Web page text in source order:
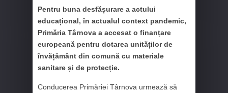
Pentru buna desfășurare a actului
educațional, în actualul context pandemic,
Primăria Târnova a accesat o finanțare
europeană pentru dotarea unităților de
învățământ din comună cu materiale
sanitare și de protecție.
Conducerea Primăriei Târnova urmează să